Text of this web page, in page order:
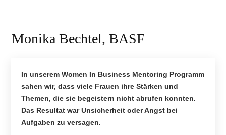
Monika Bechtel, BASF
In unserem Women In Business Mentoring Programm
sahen wir, dass viele Frauen ihre Stärken und
Themen, die sie begeistern nicht abrufen konnten.
Das Resultat war Unsicherheit oder Angst bei
Aufgaben zu versagen.